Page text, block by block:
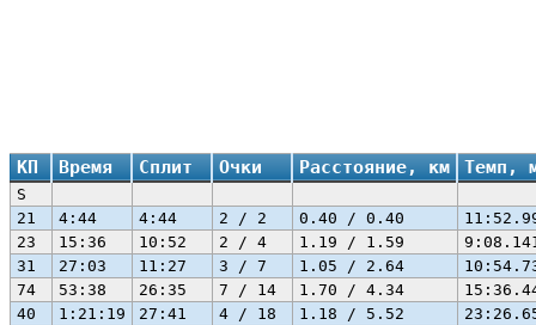
КП Время Сплит Очки Расстояние, км Темп,
S
21
4:44 4:44 2 / 2 0.40 / 0.40
23
15:36 10:52 2 / 4 1.19 / 1.59
31
27:03 11:27 3 / 7 1.05 / 2.64
74
53:38 26:35 7 / 14 1.70 / 4.34
40
1:21:19 27:41 4 / 18 1.18 / 5.52